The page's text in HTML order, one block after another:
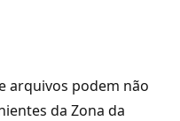
arquivos podem não
da Zona da